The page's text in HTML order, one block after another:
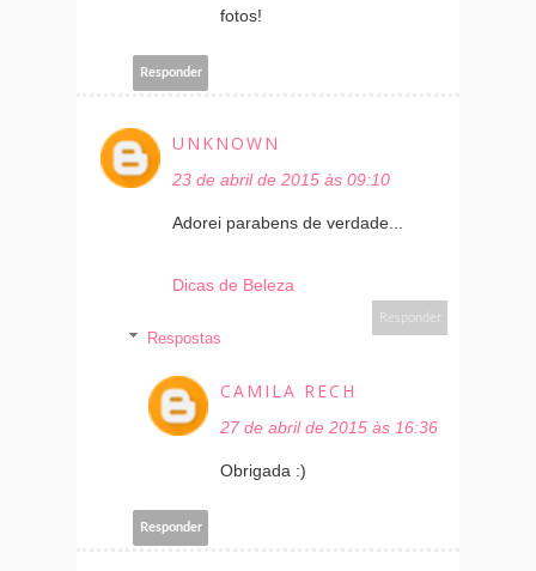
fotos!
Responder
UNKNOWN
23 de abril de 2015 às 09:10
Adorei parabens de verdade...
Dicas de Beleza
Responder
Respostas
CAMILA RECH
27 de abril de 2015 às 16:36
Obrigada :)
Responder